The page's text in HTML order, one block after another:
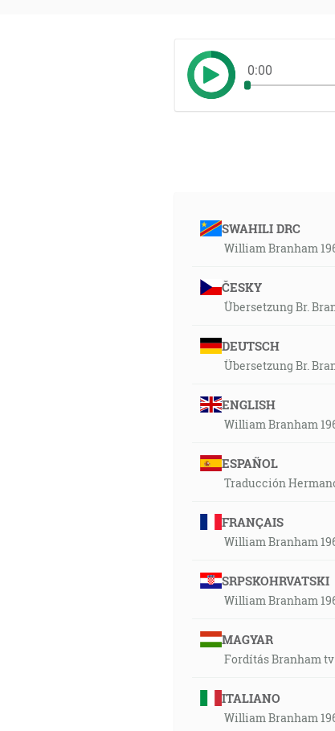
0:00
SWAHILI DRC
William Branham
ČESKY
Übersetzung Br.
DEUTSCH
Übersetzung Br.
ENGLISH
William Branham
ESPAÑOL
Traducción
FRANÇAIS
William Branham
SRPSKOHRVATSKI
William Branham
MAGYAR
Fordítás Branham
ITALIANO
William Branham